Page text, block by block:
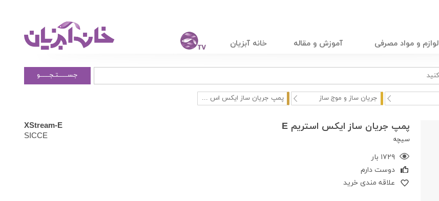
لوازم و مواد مصرفی آموزش و مقاله خانه آبزیان
جســــــتـجــــــو
جریان ساز و موج ساز پمپ جریان ساز ایکس اس ...
پمپ جریان ساز ایکس استریم E
سیچه
۱۷۲۹ بار
دوست دارم
علاقه مندی خرید
XStream-E
SICCE